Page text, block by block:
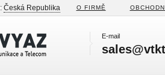
Česká Republika O FIRMĚ
E-mail